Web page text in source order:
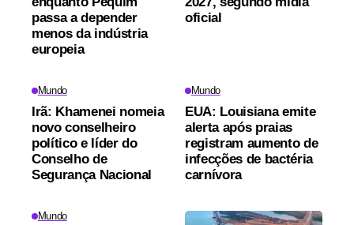
passa a depender
menos da indústria
europeia
oficial
Mundo
Irã: Khamenei nomeia
novo conselheiro
político e líder do
Conselho de
Segurança Nacional
Mundo
EUA: Louisiana emite
alerta após praias
registram aumento de
infecções de bactéria
carnívora
Mundo